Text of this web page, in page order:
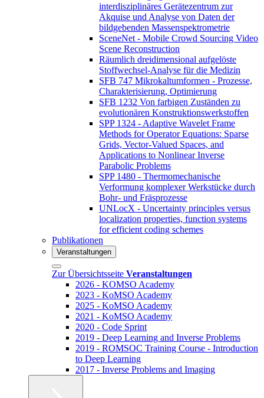
interdisziplinäres Gerätezentrum zur
Akquise und Analyse von Daten der
bildgebenden Massenspektrometrie
SceneNet - Mobile Crowd Sourcing Video
Scene Reconstruction
Räumlich dreidimensional aufgelöste
Stoffwechsel-Analyse für die Medizin
SFB 747 Mikrokaltumformen - Prozesse,
Charakterisierung, Optimierung
SFB 1232 Von farbigen Zuständen zu
evolutionären Konstruktionswerkstoffen
SPP 1324 - Adaptive Wavelet Frame
Methods for Operator Equations: Sparse
Grids, Vector-Valued Spaces, and
Applications to Nonlinear Inverse
Parabolic Problems
SPP 1480 - Thermomechanische
Verformung komplexer Werkstücke durch
Bohr- und Fräsprozesse
UNLocX - Uncertainty principles versus
localization properties, function systems
for efficient coding schemes
Publikationen
Veranstaltungen
Zur Übersichtsseite Veranstaltungen
2026 - KOMSO Academy
2023 - KoMSO Academy
2025 - KoMSO Academy
2021 - KoMSO Academy
2020 - Code Sprint
2019 - Deep Learning and Inverse Problems
2019 - ROMSOC Training Course - Introduction
to Deep Learning
2017 - Inverse Problems and Imaging